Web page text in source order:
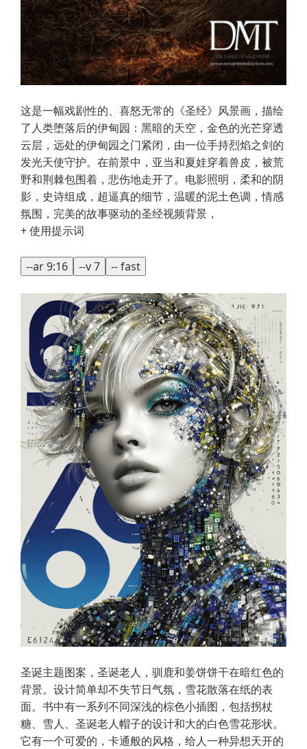
这是一幅戏剧性的、喜怒无常的《圣经》风景画，描绘
了人类堕落后的伊甸园：黑暗的天空，金色的光芒穿透
云层，远处的伊甸园之门紧闭，由一位手持烈焰之剑的
发光天使守护。在前景中，亚当和夏娃穿着兽皮，被荒
野和荆棘包围着，悲伤地走开了。电影照明，柔和的阴
影，史诗组成，超逼真的细节，温暖的泥土色调，情感
氛围，完美的故事驱动的圣经视频背景，
+ 使用提示词
--ar 9:16 --v 7 -- fast
圣诞主题图案，圣诞老人，驯鹿和姜饼饼干在暗红色的
背景。设计简单却不失节日气氛，雪花散落在纸的表
面。书中有一系列不同深浅的棕色小插图，包括拐杖
糖、雪人、圣诞老人帽子的设计和大的白色雪花形状。
它有一个可爱的，卡通般的风格，给人一种异想天开的